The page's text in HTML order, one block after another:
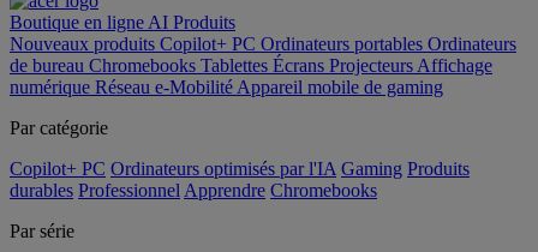
Boutique en ligne AI Produits
Nouveaux produits Copilot+ PC Ordinateurs portables Ordinateurs
de bureau Chromebooks Tablettes Écrans Projecteurs Affichage
numérique Réseau e-Mobilité Appareil mobile de gaming
Par catégorie
Copilot+ PC Ordinateurs optimisés par l'IA Gaming Produits
durables Professionnel Apprendre Chromebooks
Par série